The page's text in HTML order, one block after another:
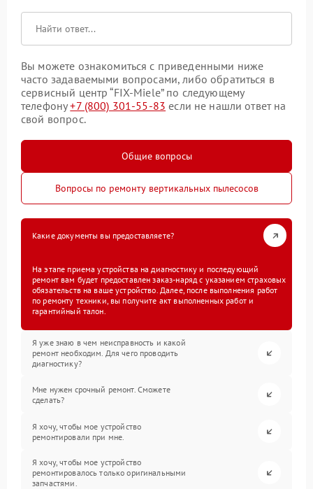
Вы можете ознакомиться с приведенными ниже
часто задаваемыми вопросами, либо обратиться в
сервисный центр “FIX-Miele” по следующему
телефону+7 (800) 301-55-83 если не нашли ответ на
свой вопрос.
Общие вопросы
Вопросы по ремонту вертикальных пылесосов
Какие документы вы предоставляете?
На этапе приема устройства на диагностику и последующий
ремонт вам будет предоставлен заказ-наряд с указанием страховых
обязательств на ваше устройство. Далее, после выполнения работ
по ремонту техники, вы получите акт выполненных работ и
гарантийный талон.
Я уже знаю в чем неисправность и какой
ремонт необходим. Для чего проводить
диагностику?
Мне нужен срочный ремонт. Сможете
сделать?
Я хочу, чтобы мое устройство
ремонтировали при мне.
Я хочу, чтобы мое устройство
ремонтировалось только оригинальными
запчастями.